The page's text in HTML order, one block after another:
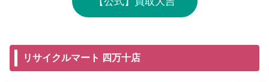
リサイクルマート 四万十店